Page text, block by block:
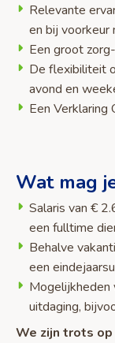
Relevante
en bij voorkeur
Een groot
De flexibiliteit
avond en
Een Verklaring
Wat mag
Salaris van €
een fulltime
Behalve
een
Mogelijkheden
uitdaging,
We zijn trots